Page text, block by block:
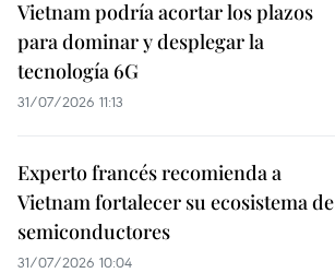
Vietnam podría acortar los plazos
para dominar y desplegar la
tecnología 6G
31/07/2026 11:13
Experto francés recomienda a
Vietnam fortalecer su ecosistema de
semiconductores
31/07/2026 10:04